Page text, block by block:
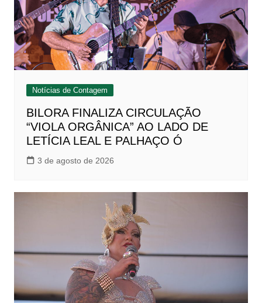
Notícias de Contagem
BILORA FINALIZA CIRCULAÇÃO
“VIOLA ORGÂNICA” AO LADO DE
LETÍCIA LEAL E PALHAÇO Ó
3 de agosto de 2026